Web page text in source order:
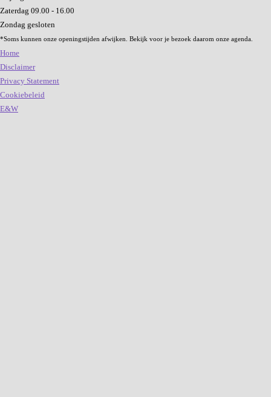
Zaterdag 09.00 - 16.00
Zondag gesloten
*Soms kunnen onze openingstijden afwijken. Bekijk voor je bezoek daarom onze agenda.
Home
Disclaimer
Privacy Statement
Cookiebeleid
E&W